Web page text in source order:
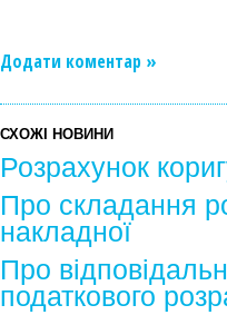
Додати коментар »
СХОЖІ НОВИНИ
Розрахунок
Про складання
накладної
Про
податкового